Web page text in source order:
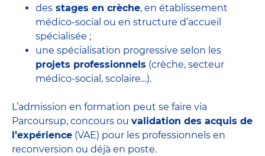
des stages en crèche, en établissement
médico-social ou en structure d’accueil
spécialisée ;
une spécialisation progressive selon les
projets professionnels (crèche, secteur
médico-social, scolaire…).
L’admission en formation peut se faire via
Parcoursup, concours ou validation des acquis de
l’expérience (VAE) pour les professionnels en
reconversion ou déjà en poste.